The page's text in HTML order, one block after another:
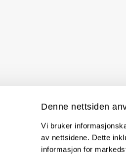
Denne nettsiden
Vi bruker
av nettsidene. Dette
informasjon for